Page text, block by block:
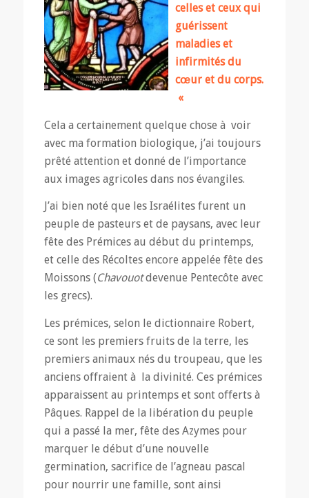
celles et ceux qui
guérissent
maladies et
infirmités du
cœur et du corps.
«
Cela a certainement quelque chose à voir
avec ma formation biologique, j’ai toujours
prêté attention et donné de l’importance
aux images agricoles dans nos évangiles.
J’ai bien noté que les Israélites furent un
peuple de pasteurs et de paysans, avec leur
fête des Prémices au début du printemps,
et celle des Récoltes encore appelée fête des
Moissons (Chavouotdevenue Pentecôte avec
les grecs).
Les prémices, selon le dictionnaire Robert,
ce sont les premiers fruits de la terre, les
premiers animaux nés du troupeau, que les
anciens offraient à la divinité. Ces prémices
apparaissent au printemps et sont offerts à
Pâques. Rappel de la libération du peuple
qui a passé la mer, fête des Azymes pour
marquer le début d’une nouvelle
germination, sacrifice de l’agneau pascal
pour nourrir une famille, sont ainsi